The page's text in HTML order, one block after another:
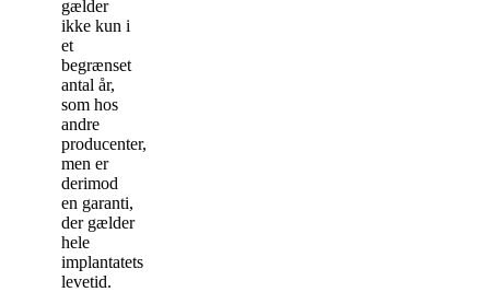
gælder
ikke kun i
et
begrænset
antal år,
som hos
andre
producenter,
men er
derimod
en garanti,
der gælder
hele
implantatets
levetid.